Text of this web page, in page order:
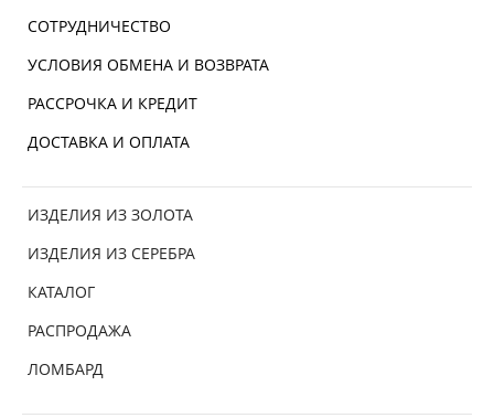
СОТРУДНИЧЕСТВО
УСЛОВИЯ ОБМЕНА И ВОЗВРАТА
РАССРОЧКА И КРЕДИТ
ДОСТАВКА И ОПЛАТА
ИЗДЕЛИЯ ИЗ ЗОЛОТА
ИЗДЕЛИЯ ИЗ СЕРЕБРА
КАТАЛОГ
РАСПРОДАЖА
ЛОМБАРД